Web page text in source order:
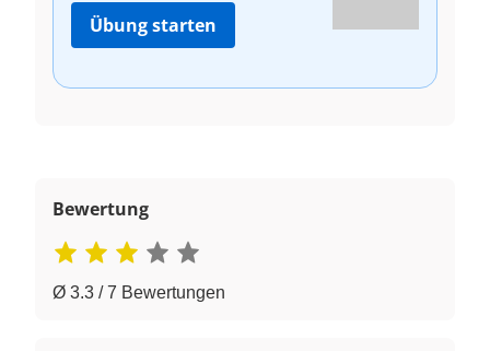
Übung starten
Bewertung
Ø 3.3 / 7 Bewertungen